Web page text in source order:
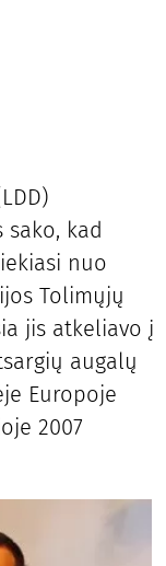
sako, kad
nuo
Tolimųjų
jis atkeliavo į
augalų
Europoje
2007